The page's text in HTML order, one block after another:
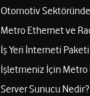
Otomotiv
Metro Ethernet ve
İş Yeri İnterneti Paketi
İşletmeniz İçin
Server Sunucu Nedir?